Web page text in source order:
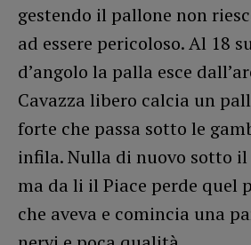
gestendo il pallone non
ad essere pericoloso. Al 18
d’angolo la palla esce
Cavazza libero calcia un
forte che passa sotto le
infila. Nulla di nuovo sotto il
ma da li il Piace perde quel
che aveva e comincia una